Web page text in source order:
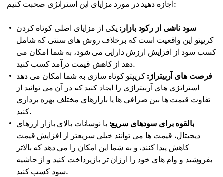
اجازه دهید در مورد مزایای این استراتژی صحبت کنیم:
سود ناشی از رکود بازار: یکی از مزایای اصلی کوتاه کردن
کریپتو این واقعیت است که برخلاف روش های سنتی که شامل
کسب سود از افزایش ارزش دارایی می شود، به شما امکان می
دهد از کاهش قیمت درآمد کسب کنید.
فرصت های آربیتراژ: کریپتو کوتاه سازی به شما امکان می دهد
استراتژی های آربیتراژی را ایجاد کنید که در آن می توانید از
تفاوت قیمت ها بین صرافی ها یا بازارهای مختلف بهره برداری
کنید.
بالقوه برای سودهای سریع: با نوسانات بالای بازار ارزهای
دیجیتال، قیمت ها می توانند خیلی سریعتر از افزایش قیمت
کاهش پیدا کنند، و به شما این امکان را می دهد که بالاتر
بفروشید و وام های خود را ارزان تر بازپرداخت کنید و از حاشیه
سود کسب کنید.